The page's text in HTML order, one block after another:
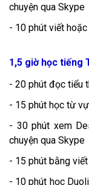
chuyện qua Skype
- 10 phút viết
1,5 giờ học tiếng
- 20 phút đọc tiểu
- 15 phút học từ
- 30 phút xem
chuyện qua Skype
- 15 phút bằng
- 10 phút học